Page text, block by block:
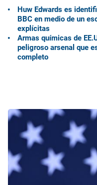
Huw Edwards es
BBC en medio de un
explícitas
Armas químicas de
peligroso arsenal que
completo